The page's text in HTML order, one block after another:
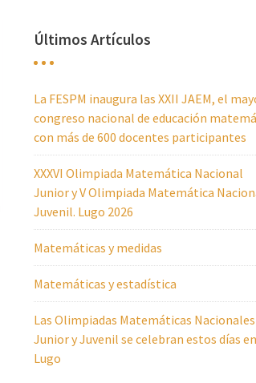
Últimos Artículos
La FESPM inaugura las XXII JAEM, el
congreso nacional de educación
con más de 600 docentes participantes
XXXVI Olimpiada Matemática Nacional
Junior y V Olimpiada Matemática
Juvenil. Lugo 2026
Matemáticas y medidas
Matemáticas y estadística
Las Olimpiadas Matemáticas Nacionales
Junior y Juvenil se celebran estos días en
Lugo